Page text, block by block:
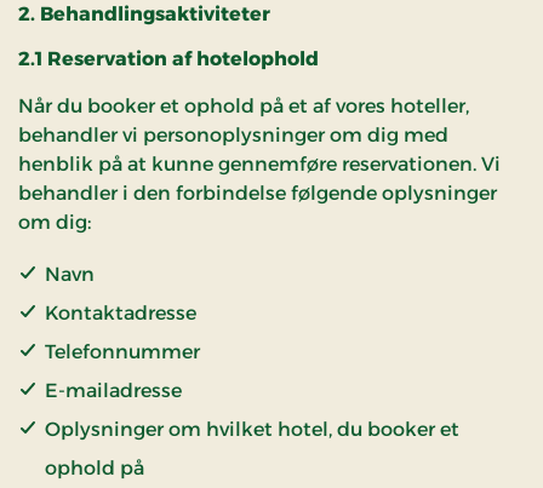
2. Behandlingsaktiviteter
2.1 Reservation af hotelophold
Når du booker et ophold på et af vores hoteller,
behandler vi personoplysninger om dig med
henblik på at kunne gennemføre reservationen. Vi
behandler i den forbindelse følgende oplysninger
om dig:
Navn
Kontaktadresse
Telefonnummer
E-mailadresse
Oplysninger om hvilket hotel, du booker et
ophold på